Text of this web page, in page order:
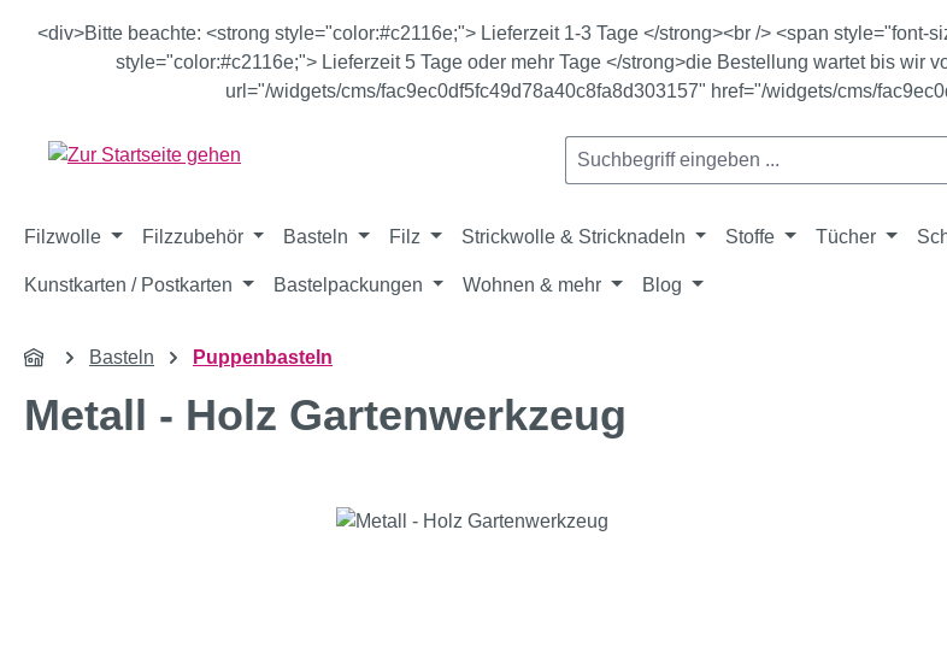
Hauptinhalt springen
Zur Suche springen
Zur Hauptnavigation springen
<div>Bitte beachte: <strong style="color:#c2116e;"> Lieferzeit 1-3 Tage </strong><br /> <span
style="color:#c2116e;"> Lieferzeit 5 Tage oder mehr Tage </strong>die Bestellung wartet bis wir
url="/widgets/cms/fac9ec0df5fc49d78a40c8fa8d303157" href="/widgets/cms/
Filzwolle Filzzubehör Basteln Filz Strickwolle & Stricknadeln Stoffe Tücher
Kunstkarten / Postkarten Bastelpackungen Wohnen & mehr Blog
Basteln Puppenbasteln
Metall - Holz Gartenwerkzeug